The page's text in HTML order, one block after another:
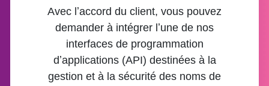
Avec lʼaccord du client, vous pouvez
demander à intégrer lʼune de nos
interfaces de programmation
dʼapplications (API) destinées à la
gestion et à la sécurité des noms de